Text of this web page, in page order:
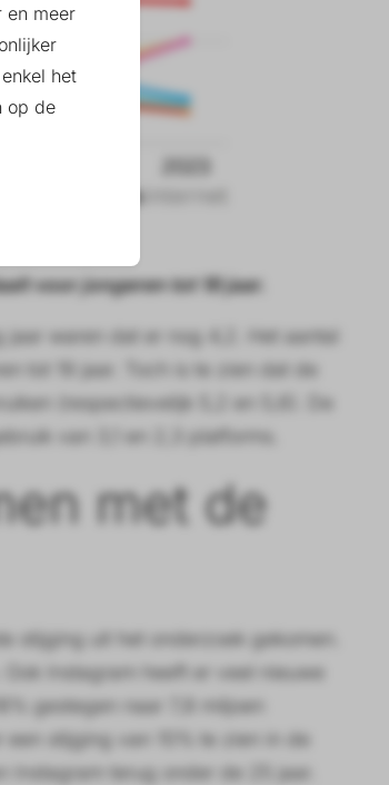
voor jongeren tot 19 jaar.
waren dat er nog 4,2. Het aantal
tot 19 jaar. Toch is te zien dat de
(respectievelijk 5,2 en 5,6). De
van 3,1 en 2,3 platforms.
met de
stijging uit het onderzoek gekomen.
Instagram heeft er veel nieuwe
gestegen naar 7,8 miljoen
stijging van 10% te zien in de
terug onder de 25 jaar.
en meer
het
op de